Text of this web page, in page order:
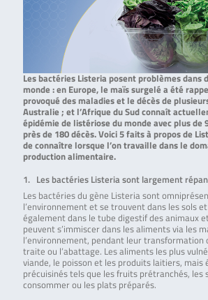
Les bactéries Listeria posent problèmes dans
monde : en Europe, le maïs surgelé a été
provoqué des maladies et le décès de
Australie ; et l’Afrique du Sud connaît
épidémie de listériose du monde avec plus de
près de 180 décès. Voici 5 faits à propos de
de connaître lorsque l’on travaille dans le
production alimentaire.
1. Les bactéries Listeria sont largement
Les bactéries du gène Listeria sont
l’environnement et se trouvent dans les sols
également dans le tube digestif des animaux
peuvent s’immiscer dans les aliments via les
l’environnement, pendant leur transformation
traite ou l’abattage. Les aliments les plus
viande, le poisson et les produits laitiers, mais
précuisinés tels que les fruits prétranchés, les
consommer ou les plats préparés.